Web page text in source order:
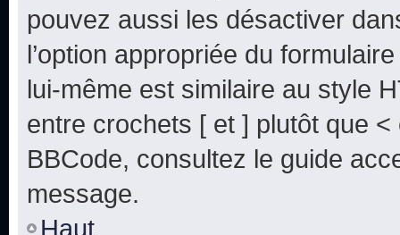
pouvez aussi les désactiver
l’option appropriée du
lui-même est similaire au style
entre crochets [ et ] plutôt que
BBCode, consultez le guide
message.
Haut